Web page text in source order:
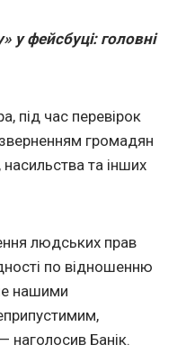
у фейсбуці: головні
під час перевірок
громадян
та інших
людських прав
по відношенню
нашими
наголосив Банік.